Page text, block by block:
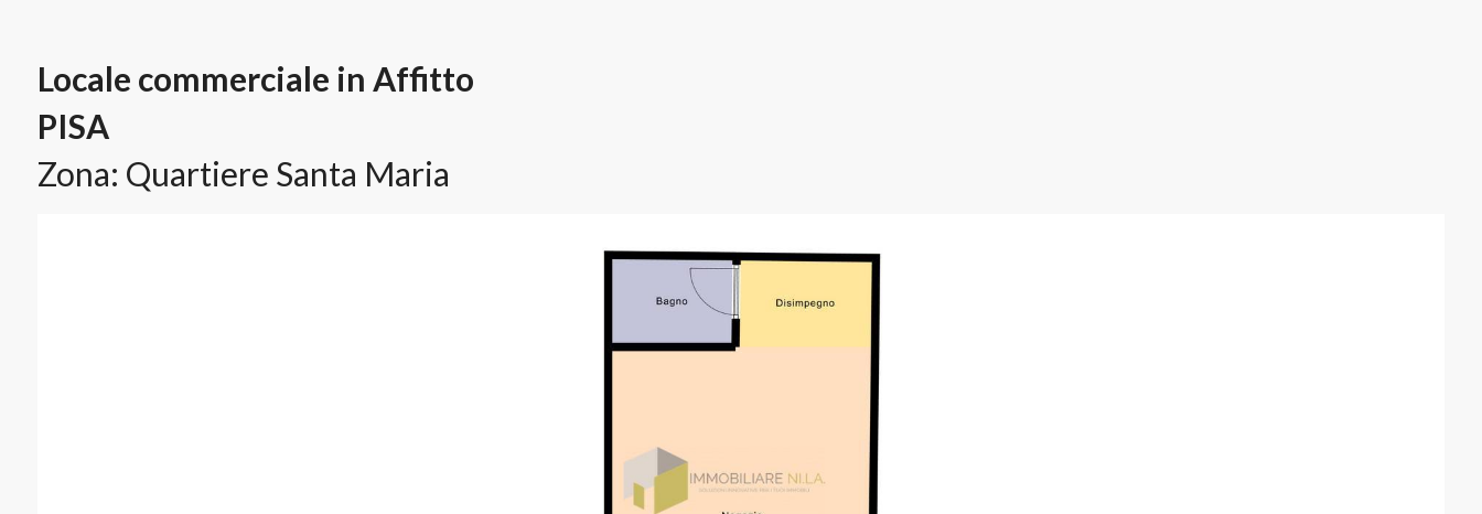
Locale commerciale in Affitto
PISA
Zona: Quartiere Santa Maria